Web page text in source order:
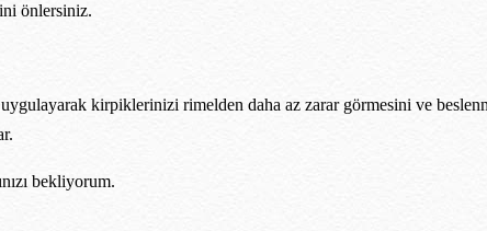
önlersiniz.
kirpiklerinizi rimelden daha az zarar görmesini ve
bekliyorum.